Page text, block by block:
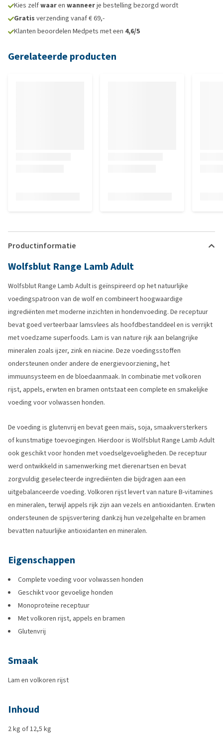
Kies zelfwaaren wanneerje bestelling bezorgd wordt
Gratis verzending vanaf € 69,-
Klanten beoordelen Medpets met een 4,6/5
Gerelateerde producten
Productinformatie
Wolfsblut Range Lamb Adult
Wolfsblut Range Lamb Adult is geïnspireerd op het natuurlijke
voedingspatroon van de wolf en combineert hoogwaardige
ingrediënten met moderne inzichten in hondenvoeding. De receptuur
bevat goed verteerbaar lamsvlees als hoofdbestanddeel en is verrijkt
met voedzame superfoods. Lam is van nature rijk aan belangrijke
mineralen zoals ijzer, zink en niacine. Deze voedingsstoffen
ondersteunen onder andere de energievoorziening, het
immuunsysteem en de bloedaanmaak. In combinatie met volkoren
rijst, appels, erwten en bramen ontstaat een complete en smakelijke
voeding voor volwassen honden.
De voeding is glutenvrij en bevat geen maïs, soja, smaakversterkers
of kunstmatige toevoegingen. Hierdoor is Wolfsblut Range Lamb Adult
ook geschikt voor honden met voedselgevoeligheden. De receptuur
werd ontwikkeld in samenwerking met dierenartsen en bevat
zorgvuldig geselecteerde ingrediënten die bijdragen aan een
uitgebalanceerde voeding. Volkoren rijst levert van nature B-vitamines
en mineralen, terwijl appels rijk zijn aan vezels en antioxidanten. Erwten
ondersteunen de spijsvertering dankzij hun vezelgehalte en bramen
bevatten natuurlijke antioxidanten en mineralen.
Eigenschappen
Complete voeding voor volwassen honden
Geschikt voor gevoelige honden
Monoproteïne receptuur
Met volkoren rijst, appels en bramen
Glutenvrij
Smaak
Lam en volkoren rijst
Inhoud
2 kg of 12,5 kg